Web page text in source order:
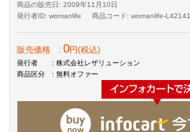
商品の販売日 : 2009年11月10日
発行者ID: womanlife 商品コード: womanlife-L42141
販売価格 :0円(税込)
発行者
: 株式会社レザリューション
商品区分
: 無料オファー